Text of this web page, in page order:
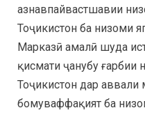
азнавпайвастшавии
Тоҷикистон ба низоми
Марказӣ амалӣ шуда
қисмати ҷанубу ғарбии
Тоҷикистон дар аввали
бомуваффақият ба